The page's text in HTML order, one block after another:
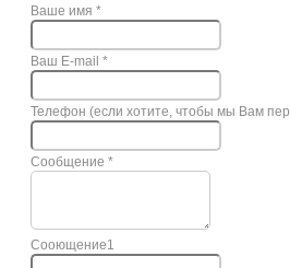
Ваше имя *
Ваш E-mail *
Телефон (если хотите, чтобы мы Вам
Сообщение *
Сооющение1